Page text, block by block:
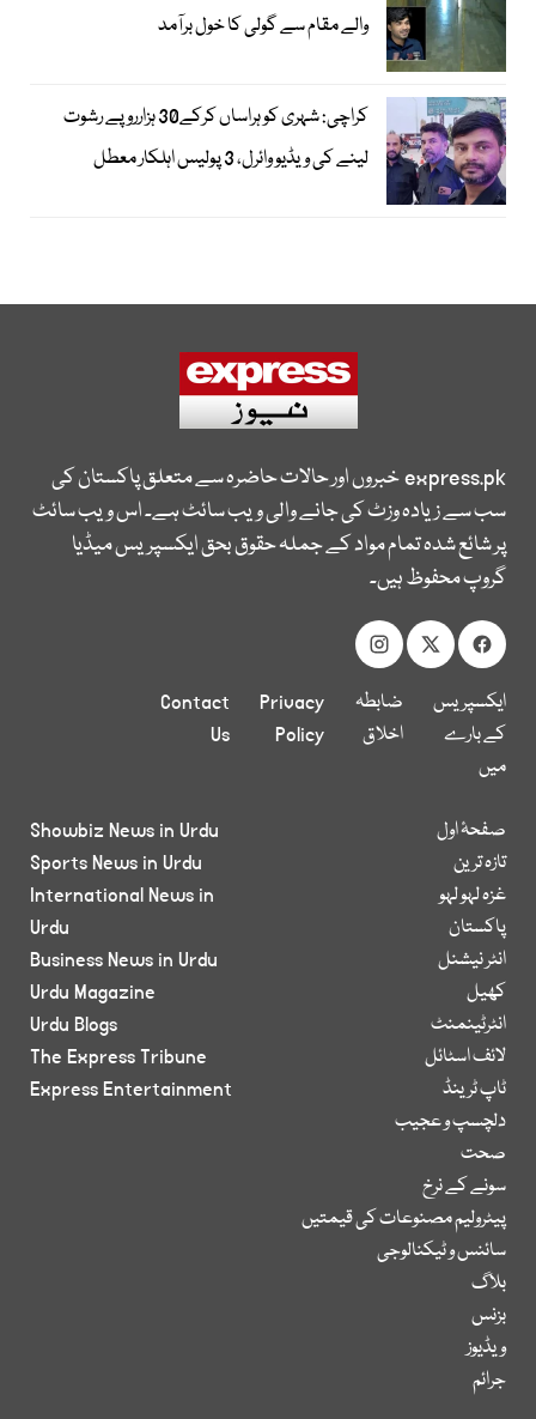
والے مقام سے گولی کا خول برآمد
کراچی: شہری کو ہراساں کرکے30 ہزارروپے رشوت
لینے کی ویڈیو وائرل، 3 پولیس اہلکار معطل
express.pkخبروں اور حالات حاضرہ سے متعلق پاکستان کی
سب سے زیادہ وزٹ کی جانے والی ویب سائٹ ہے۔ اس ویب سائٹ
پر شائع شدہ تمام مواد کے جملہ حقوق بحق ایکسپریس میڈیا
گروپ محفوظ ہیں۔
ایکسپریس
کے بارے
میں
ضابطہ
اخلاق
Privacy
Policy
Contact
Us
صفحۂ اول
تازہ ترین
غزہ لہو لہو
پاکستان
انٹر نیشنل
کھیل
انٹرٹینمنٹ
لائف اسٹائل
ٹاپ ٹرینڈ
دلچسپ و عجیب
صحت
سونے کے نرخ
پیٹرولیم مصنوعات کی قیمتیں
سائنس و ٹیکنالوجی
بلاگ
بزنس
ویڈیوز
جرائم
Showbiz News in Urdu
Sports News in Urdu
International News in
Urdu
Business News in Urdu
Urdu Magazine
Urdu Blogs
The Express Tribune
Express Entertainment